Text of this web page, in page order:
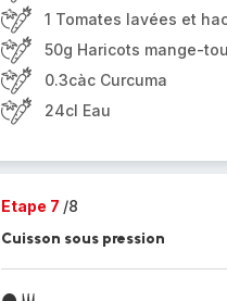
1 Tomates lavées et
50g Haricots mange-
0.3càc Curcuma
24cl Eau
Etape 7 /8
Cuisson sous pression